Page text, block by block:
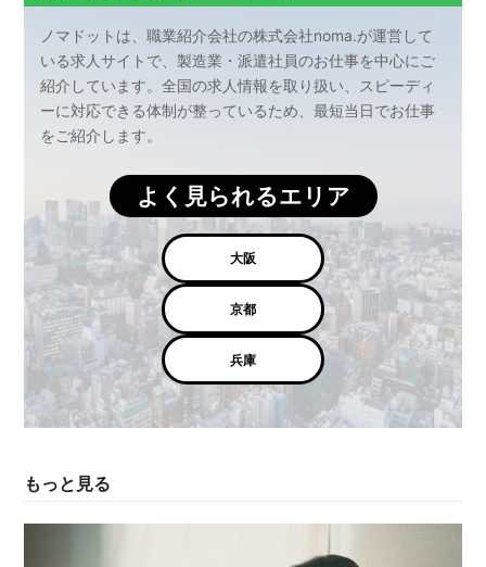
ノマドットは、職業紹介会社の株式会社noma.が運営して
いる求人サイトで、製造業・派遣社員のお仕事を中心にご
紹介しています。全国の求人情報を取り扱い、スピーディ
ーに対応できる体制が整っているため、最短当日でお仕事
をご紹介します。
よく見られるエリア
大阪
京都
兵庫
もっと見る